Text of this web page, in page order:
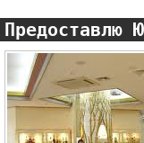
Предоставлю